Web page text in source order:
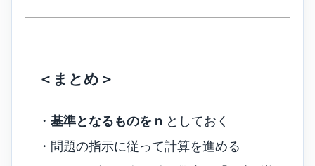
＜まとめ＞
・ 基準となるものを n としておく
・問題の指示に従って計算を進める